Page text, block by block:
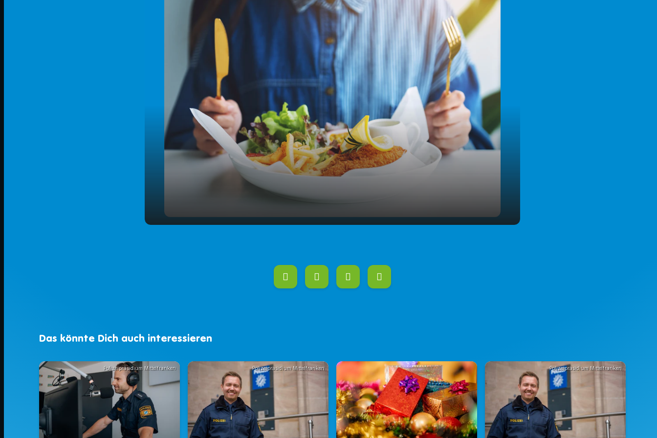
Das könnte Dich auch interessieren
Polizeipräsidium Mittelfranken Polizeipräsidium Mittelfranken Polizeipräsidium Mittelfranken